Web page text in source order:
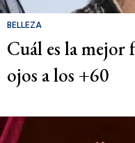
BELLEZA
Cuál es la mejor
ojos a los +60